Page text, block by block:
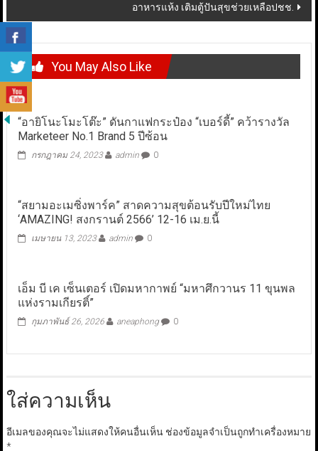
อาหารแห้ง เติมตู้ปันสุขช่วยเหลือปชช.
You May Also Like
“อายิโนะโมะโต๊ะ” ดันกาแฟกระป๋อง “เบอร์ดี้” คว้ารางวัล
Marketeer No.1 Brand 5 ปีซ้อน
กรกฎาคม 24, 2023 admin 0
“สยามอะเมซิ่งพาร์ค” สาดความสุขต้อนรับปีใหม่ไทย
‘AMAZING! สงกรานต์ 2566’ 12-16 เม.ย.นี้
เมษายน 13, 2023 admin 0
เอ็ม บี เค เซ็นเตอร์ เปิดมหากาพย์ “มหาศึกวานร 11 ขุนพล
แห่งรามเกียรติ์”
กุมภาพันธ์ 26, 2026 aneaphong 0
ใส่ความเห็น
อีเมลของคุณจะไม่แสดงให้คนอื่นเห็น ช่องข้อมูลจำเป็นถูกทำเครื่องหมาย
*